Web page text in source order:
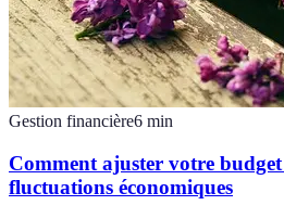
Gestion financière6 min
Comment ajuster votre
fluctuations économiques